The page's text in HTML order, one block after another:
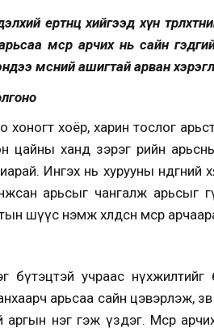
ертөнц хийгээд хүн
мөсөөр арчих нь сайн
мөсний ашигтай арван
хоёр, харин тослог
ханд зэрэг өөрийн арьсны
Ингэх нь хурууны
арьсыг чангалж арьсыг
нэмж хөлдөөсөн мөсөөр
учраас нүхжилтийг
арьсаа сайн цэвэрлэж,
нэг гэж үздэг. Мөсөөр